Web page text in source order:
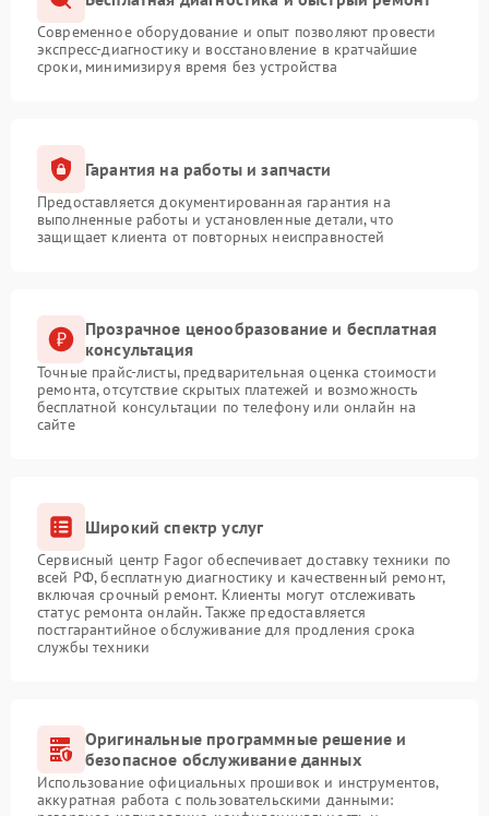
Современное оборудование и опыт позволяют провести
экспресс-диагностику и восстановление в кратчайшие
сроки, минимизируя время без устройства
Гарантия на работы и запчасти
Предоставляется документированная гарантия на
выполненные работы и установленные детали, что
защищает клиента от повторных неисправностей
Прозрачное ценообразование и бесплатная
консультация
Точные прайс-листы, предварительная оценка стоимости
ремонта, отсутствие скрытых платежей и возможность
бесплатной консультации по телефону или онлайн на
сайте
Широкий спектр услуг
Сервисный центр Fagor обеспечивает доставку техники по
всей РФ, бесплатную диагностику и качественный ремонт,
включая срочный ремонт. Клиенты могут отслеживать
статус ремонта онлайн. Также предоставляется
постгарантийное обслуживание для продления срока
службы техники
Оригинальные программные решение и
безопасное обслуживание данных
Использование официальных прошивок и инструментов,
аккуратная работа с пользовательскими данными: